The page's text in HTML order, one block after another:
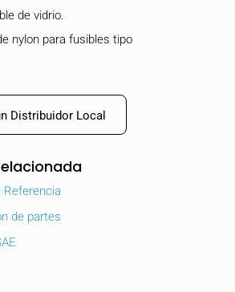
de vidrio.
nylon para fusibles tipo
Distribuidor Local
Referencia
de partes